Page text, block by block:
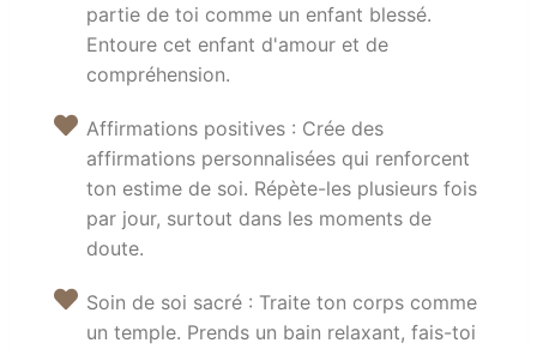
partie de toi comme un enfant blessé.
Entoure cet enfant d'amour et de
compréhension.
Affirmations positives : Crée des
affirmations personnalisées qui renforcent
ton estime de soi. Répète-les plusieurs fois
par jour, surtout dans les moments de
doute.
Soin de soi sacré : Traite ton corps comme
un temple. Prends un bain relaxant, fais-toi